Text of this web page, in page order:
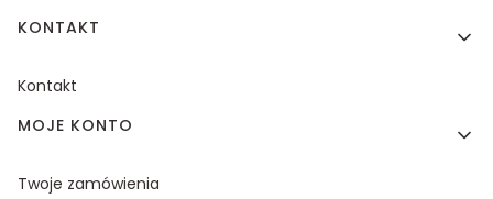
KONTAKT
Kontakt
MOJE KONTO
Twoje zamówienia